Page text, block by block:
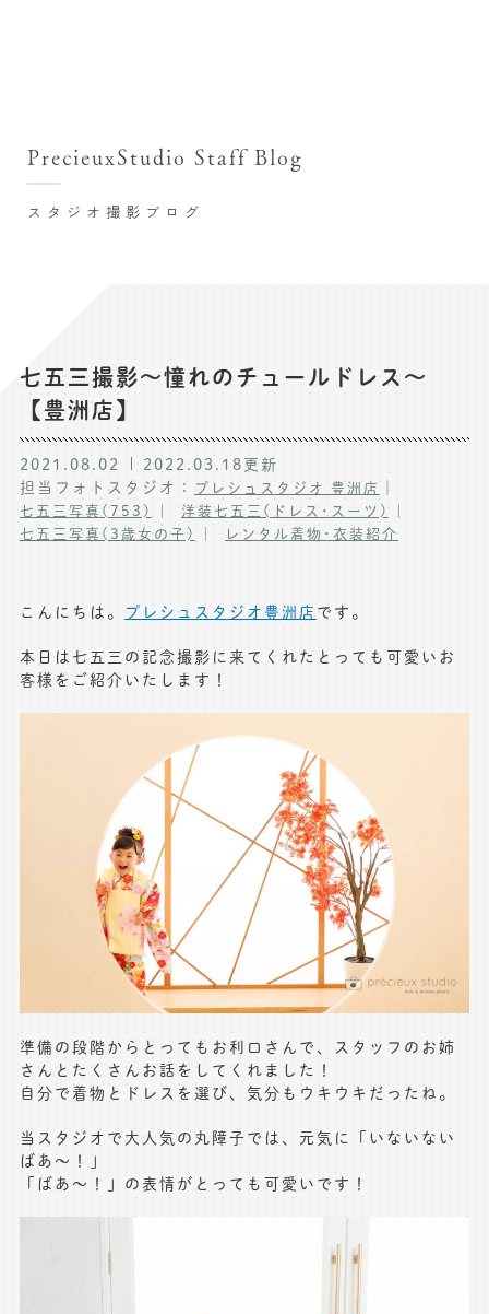
七五三お参り用着物レンタル
お宮参り写真撮影
ハーフバースデー撮影
卒業袴･卒業写真撮影
ハーフ成人式･10歳の祝い記念撮影
家族写真･記念写真撮影
ペット写真撮影
初節句記念写真撮影
フレンド記念撮影
フォトウェディング
よくある質問
写真商品一覧
出張撮影(鎌倉)
キャンペーン･限定プラン情報
無料会員登録
料金シミュレーション
お問い合わせ窓口
店舗情報についてはお手数ですが
各店舗までお問い合わせください
toiawase@precieux-studio.com
※上記アドレスは総合窓口となります
[定休日] 土日祝日
マイページへログインする
無料会員登録はこちら
スタジオ撮影ブログ
PrecieuxStudio Staff Blog
七五三撮影〜憧れのチュールドレス〜
【豊洲店】
2021.08.02 2022.03.18更新
担当フォトスタジオ： プレシュスタジオ 豊洲店 ｜
七五三写真(753)
洋装七五三(ドレス･スーツ)
七五三写真(3歳女の子)
レンタル着物･衣装紹介
こんにちは。 プレシュスタジオ豊洲店 です。
本日は七五三の記念撮影に来てくれたとっても可愛いお
客様をご紹介いたします！
準備の段階からとってもお利口さんで、スタッフのお姉
さんとたくさんお話をしてくれました！
自分で着物とドレスを選び、気分もウキウキだったね。
当スタジオで大人気の丸障子では、元気に「いないない
ばあ〜！」
「ばあ〜！」の表情がとっても可愛いです！